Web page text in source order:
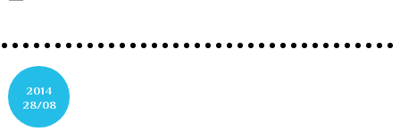
2014
28/08